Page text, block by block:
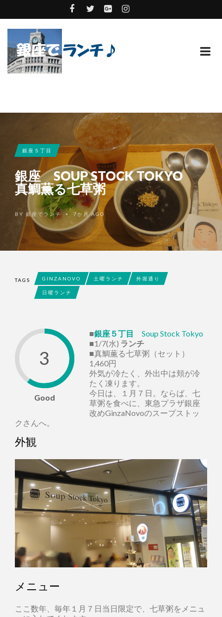
銀座５丁目
銀座 SOUP STOCK TOKYO
真鯛薫る七草粥
BY 銀座でランチ • 7か月 AGO
TAGS GINZANOVO 土曜ランチ 外堀通り
日曜ランチ
3
Good
■銀座５丁目
Soup Stock Tokyo
■1/7(水) ランチ
■真鯛薫る七草粥（セット）
1,460円
外気が冷たく、外出中は頬が冷
たく凍ります。
今日は、１月７日。ならば、七
草粥を食べに、東急プラザ銀座
改めGinzaNovoのスープストッ
クさんへ。
外観
メニュー
ここ数年、毎年１月７日当日限定で、七草粥をメニュ